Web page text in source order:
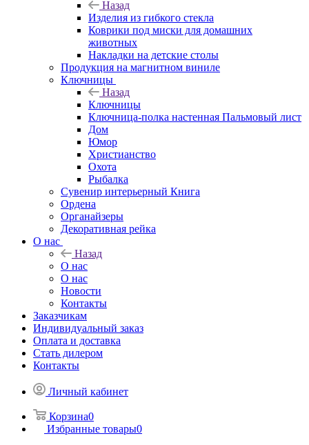
Назад
Изделия из гибкого стекла
Коврики под миски для домашних
животных
Накладки на детские столы
Продукция на магнитном виниле
Ключницы
Назад
Ключницы
Ключница-полка настенная Пальмовый лист
Дом
Юмор
Христианство
Охота
Рыбалка
Сувенир интерьерный Книга
Ордена
Органайзеры
Декоративная рейка
О нас
Назад
О нас
О нас
Новости
Контакты
Заказчикам
Индивидуальный заказ
Оплата и доставка
Стать дилером
Контакты
Личный кабинет
Корзина0
Избранные товары0